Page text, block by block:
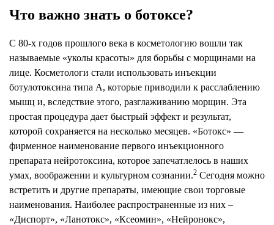
Что важно знать о ботоксе?
С 80-х годов прошлого века в косметологию вошли так
называемые «уколы красоты» для борьбы с морщинами на
лице. Косметологи стали использовать инъекции
ботулотоксина типа А, которые приводили к расслаблению
мышц и, вследствие этого, разглаживанию морщин. Эта
простая процедура дает быстрый эффект и результат,
которой сохраняется на несколько месяцев. «Ботокс» —
фирменное наименование первого инъекционного
препарата нейротоксина, которое запечатлелось в наших
умах, воображении и культурном сознании.2 Сегодня можно
встретить и другие препараты, имеющие свои торговые
наименования. Наиболее распространенные из них –
«Диспорт», «Ланотокс», «Ксеомин», «Нейронокс»,